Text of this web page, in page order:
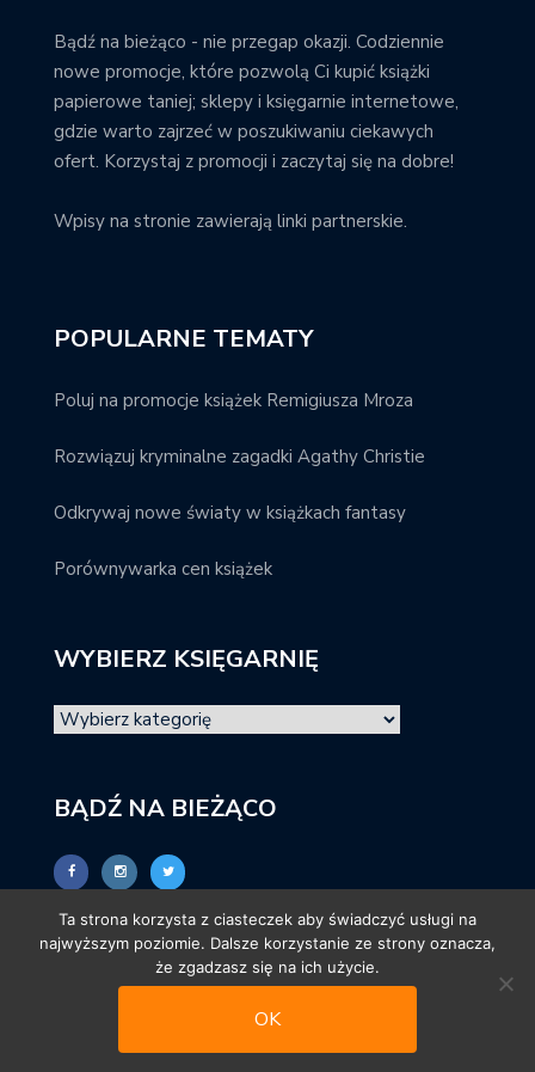
Bądź na bieżąco - nie przegap okazji. Codziennie
nowe promocje, które pozwolą Ci kupić książki
papierowe taniej; sklepy i księgarnie internetowe,
gdzie warto zajrzeć w poszukiwaniu ciekawych
ofert. Korzystaj z promocji i zaczytaj się na dobre!
Wpisy na stronie zawierają linki partnerskie.
POPULARNE TEMATY
Poluj na promocje książek Remigiusza Mroza
Rozwiązuj kryminalne zagadki Agathy Christie
Odkrywaj nowe światy w książkach fantasy
Porównywarka cen książek
WYBIERZ KSIĘGARNIĘ
BĄDŹ NA BIEŻĄCO
© promocjeksiazkowe.pl
Ta strona korzysta z ciasteczek aby świadczyć usługi na
najwyższym poziomie. Dalsze korzystanie ze strony oznacza,
że zgadzasz się na ich użycie.
OK